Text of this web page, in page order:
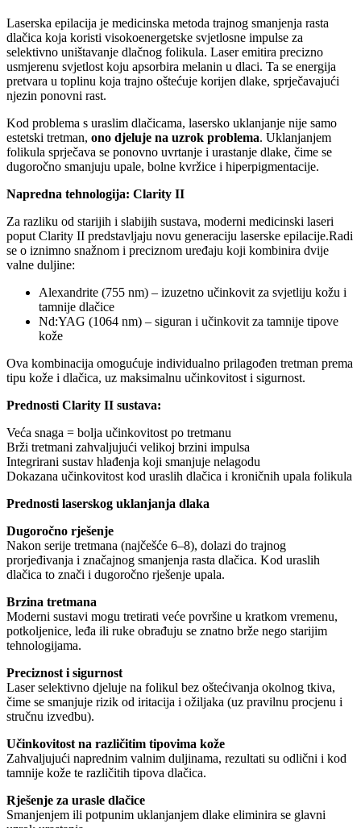
Laserska epilacija je medicinska metoda trajnog smanjenja rasta
dlačica koja koristi visokoenergetske svjetlosne impulse za
selektivno uništavanje dlačnog folikula. Laser emitira precizno
usmjerenu svjetlost koju apsorbira melanin u dlaci. Ta se energija
pretvara u toplinu koja trajno oštećuje korijen dlake, sprječavajući
njezin ponovni rast.
Kod problema s uraslim dlačicama, lasersko uklanjanje nije samo
estetski tretman, ono djeluje na uzrok problema. Uklanjanjem
folikula sprječava se ponovno uvrtanje i urastanje dlake, čime se
dugoročno smanjuju upale, bolne kvržice i hiperpigmentacije.
Napredna tehnologija: Clarity II
Za razliku od starijih i slabijih sustava, moderni medicinski laseri
poput Clarity II predstavljaju novu generaciju laserske epilacije.Radi
se o iznimno snažnom i preciznom uređaju koji kombinira dvije
valne duljine:
Alexandrite (755 nm) – izuzetno učinkovit za svjetliju kožu i
tamnije dlačice
Nd:YAG (1064 nm) – siguran i učinkovit za tamnije tipove
kože
Ova kombinacija omogućuje individualno prilagođen tretman prema
tipu kože i dlačica, uz maksimalnu učinkovitost i sigurnost.
Prednosti Clarity II sustava:
Veća snaga = bolja učinkovitost po tretmanu
Brži tretmani zahvaljujući velikoj brzini impulsa
Integrirani sustav hlađenja koji smanjuje nelagodu
Dokazana učinkovitost kod uraslih dlačica i kroničnih upala folikula
Prednosti laserskog uklanjanja dlaka
Dugoročno rješenje
Nakon serije tretmana (najčešće 6–8), dolazi do trajnog
prorjeđivanja i značajnog smanjenja rasta dlačica. Kod uraslih
dlačica to znači i dugoročno rješenje upala.
Brzina tretmana
Moderni sustavi mogu tretirati veće površine u kratkom vremenu,
potkoljenice, leđa ili ruke obrađuju se znatno brže nego starijim
tehnologijama.
Preciznost i sigurnost
Laser selektivno djeluje na folikul bez oštećivanja okolnog tkiva,
čime se smanjuje rizik od iritacija i ožiljaka (uz pravilnu procjenu i
stručnu izvedbu).
Učinkovitost na različitim tipovima kože
Zahvaljujući naprednim valnim duljinama, rezultati su odlični i kod
tamnije kože te različitih tipova dlačica.
Rješenje za urasle dlačice
Smanjenjem ili potpunim uklanjanjem dlake eliminira se glavni